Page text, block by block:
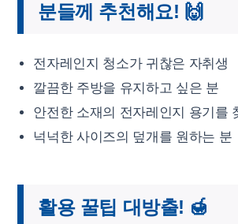
분들께 추천해요! 🙌
전자레인지 청소가 귀찮은 자취생
깔끔한 주방을 유지하고 싶은 분
안전한 소재의 전자레인지 용기를
넉넉한 사이즈의 덮개를 원하는 분
활용 꿀팁 대방출! 🍯